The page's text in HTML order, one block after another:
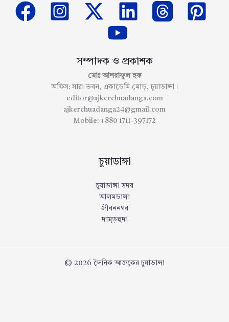
সম্পাদক ও প্রকাশক
মোঃ আশরাফুল হক
অফিস: সারা ভবন, একাডেমি মোড়, চুয়াডাঙ্গা।
editor@ajkerchuadanga.com
ajkerchuadanga24@gmail.com
Mobile: +880 1711-397172
চুয়াডাঙ্গা
চুয়াডাঙ্গা সদর
আলমডাঙ্গা
জীবননগর
দামুড়হুদা
© 2026 দৈনিক আজকের চুয়াডাঙ্গা